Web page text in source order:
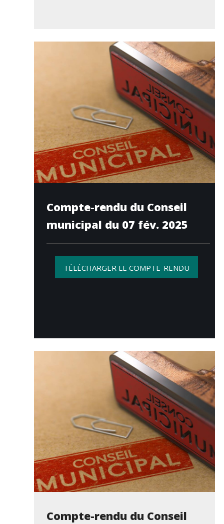
Compte-rendu du Conseil
municipal du 07 fév. 2025
TÉLÉCHARGER LE COMPTE-RENDU
Compte-rendu du Conseil